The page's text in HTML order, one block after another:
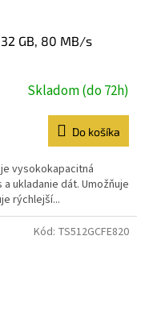
GB, 80 MB/s
Skladom (do 72h)
Do košíka
je vysokokapacitná
ukladanie dát. Umožňuje
rýchlejší...
Kód: TS512GCFE820